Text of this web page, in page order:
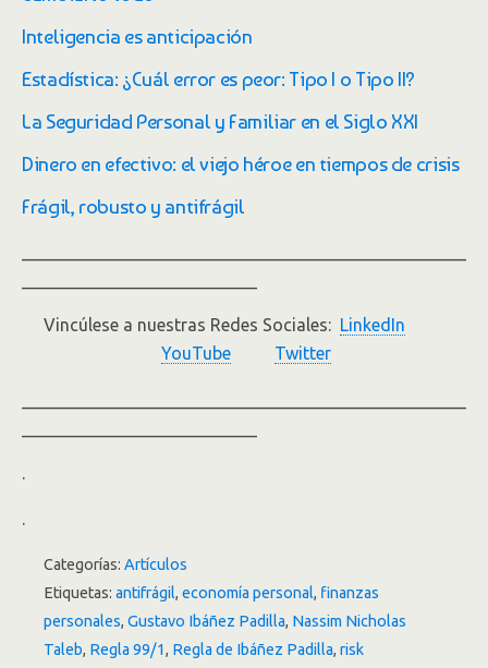
Inteligencia es anticipación
Estadística: ¿Cuál error es peor: Tipo I o Tipo II?
La Seguridad Personal y Familiar en el Siglo XXI
Dinero en efectivo: el viejo héroe en tiempos de crisis
Frágil, robusto y antifrágil
Vincúlese a nuestras Redes Sociales: LinkedIn
YouTube
Twitter
.
.
Categorías: Artículos
Etiquetas: antifrágil, economía personal, finanzas
personales, Gustavo Ibáñez Padilla, Nassim Nicholas
Taleb, Regla 99/1, Regla de Ibáñez Padilla, risk